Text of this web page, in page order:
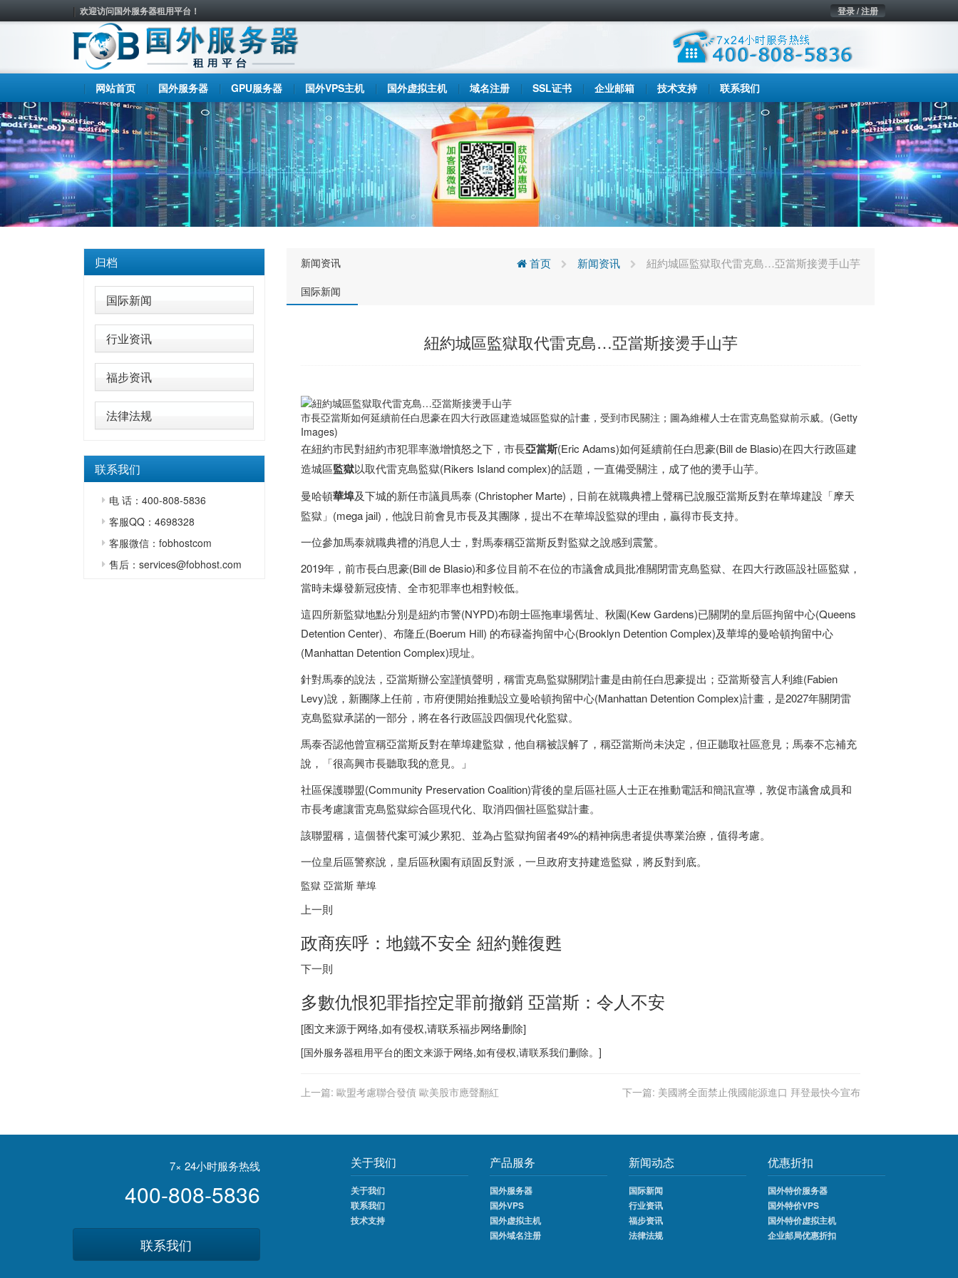
欢迎访问国外服务器租用平台！ 登录 / 注册
网站首页 国外服务器 GPU服务器 国外VPS主机 国外虚拟主机 域名注册 SSL证书 企业邮箱 技术支持 联系我们
归档
国际新闻
行业资讯
福步资讯
法律法规
联系我们
电 话：400-808-5836
客服QQ：4698328
客服微信：fobhostcom
售后：services@fobhost.com
新闻资讯
国际新闻
首页 新闻资讯 紐約城區監獄取代雷克島…亞當斯接燙手山芋
紐約城區監獄取代雷克島…亞當斯接燙手山芋
市長亞當斯如何延續前任白思豪在四大行政區建造城區監獄的計畫，受到市民關注；圖為維權人士在雷克島監獄前示威。(Getty
Images)
在紐約市民對紐約市犯罪率激增憤怒之下，市長亞當斯(Eric Adams)如何延續前任白思豪(Bill de Blasio)在四大行政區建
造城區監獄以取代雷克島監獄(Rikers Island complex)的話題，一直備受關注，成了他的燙手山芋。
曼哈頓華埠及下城的新任市議員馬泰 (Christopher Marte)，日前在就職典禮上聲稱已說服亞當斯反對在華埠建設「摩天
監獄」(mega jail)，他說日前會見市長及其團隊，提出不在華埠設監獄的理由，贏得市長支持。
一位參加馬泰就職典禮的消息人士，對馬泰稱亞當斯反對監獄之說感到震驚。
2019年，前市長白思豪(Bill de Blasio)和多位目前不在位的市議會成員批准關閉雷克島監獄、在四大行政區設社區監獄，
當時未爆發新冠疫情、全市犯罪率也相對較低。
這四所新監獄地點分別是紐約市警(NYPD)布朗士區拖車場舊址、秋園(Kew Gardens)已關閉的皇后區拘留中心(Queens
Detention Center)、布隆丘(Boerum Hill) 的布碌崙拘留中心(Brooklyn Detention Complex)及華埠的曼哈頓拘留中心
(Manhattan Detention Complex)現址。
針對馬泰的說法，亞當斯辦公室謹慎聲明，稱雷克島監獄關閉計畫是由前任白思豪提出；亞當斯發言人利維(Fabien
Levy)說，新團隊上任前，市府便開始推動設立曼哈頓拘留中心(Manhattan Detention Complex)計畫，是2027年關閉雷
克島監獄承諾的一部分，將在各行政區設四個現代化監獄。
馬泰否認他曾宣稱亞當斯反對在華埠建監獄，他自稱被誤解了，稱亞當斯尚未決定，但正聽取社區意見；馬泰不忘補充
說，「很高興市長聽取我的意見。」
社區保護聯盟(Community Preservation Coalition)背後的皇后區社區人士正在推動電話和簡訊宣導，敦促市議會成員和
市長考慮讓雷克島監獄綜合區現代化、取消四個社區監獄計畫。
該聯盟稱，這個替代案可減少累犯、並為占監獄拘留者49%的精神病患者提供專業治療，值得考慮。
一位皇后區警察說，皇后區秋園有頑固反對派，一旦政府支持建造監獄，將反對到底。
監獄 亞當斯 華埠
上一則
政商疾呼：地鐵不安全 紐約難復甦
下一則
多數仇恨犯罪指控定罪前撤銷 亞當斯：令人不安
[图文来源于网络,如有侵权,请联系福步网络删除]
[国外服务器租用平台的图文来源于网络,如有侵权,请联系我们删除。]
上一篇: 歐盟考慮聯合發債 歐美股市應聲翻紅 下一篇: 美國將全面禁止俄國能源進口 拜登最快今宣布
7× 24小时服务热线
400-808-5836
联系我们
关于我们
关于我们
联系我们
技术支持
产品服务
国外服务器
国外VPS
国外虚拟主机
国外域名注册
新闻动态
国际新闻
行业资讯
福步资讯
法律法规
优惠折扣
国外特价服务器
国外特价VPS
国外特价虚拟主机
企业邮局优惠折扣